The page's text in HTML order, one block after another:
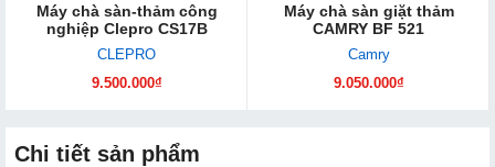
Máy chà sàn-thảm công
nghiệp Clepro CS17B
CLEPRO
9.500.000₫
Máy chà sàn giặt thảm
CAMRY BF 521
Camry
9.050.000₫
Chi tiết sản phẩm